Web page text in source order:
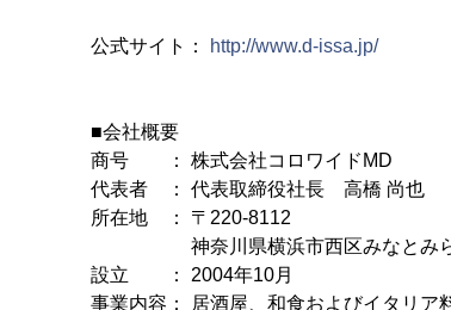
公式サイト： http://www.d-issa.jp/
■会社概要
商号 ： 株式会社コロワイドMD
代表者 ： 代表取締役社長 高橋 尚也
所在地 ： 〒220-8112
神奈川県横浜市西区みなとみらい
設立 ： 2004年10月
事業内容： 居酒屋、和食およびイタリア